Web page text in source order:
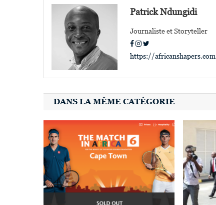
l’article
Patrick Ndungidi
Journaliste et Storyteller
https://africanshapers.com
DANS LA MÊME CATÉGORIE